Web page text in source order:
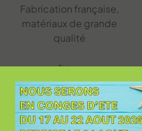
Fabrication française,
matériaux de grande
qualité
Membre d'un